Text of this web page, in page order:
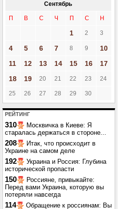
Сентябрь
П В С Ч П С Н
1 2 3
4 5 6 7 8 9
10
11
12 13 14 15 16
17
18
19 20 21 22 23 24
25 26 27 28 29 30
РЕЙТИНГ
310
Москвичка в Киеве: Я
старалась держаться в стороне...
208
Итак, что происходит в
Украине на самом деле
192
Украина и Россия: Глубина
исторической пропасти
150
Россияне, привыкайте:
Перед вами Украина, которую вы
потеряли навсегда
114
Обращение к россиянам: Вы